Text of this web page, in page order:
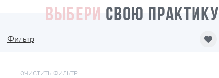
ВЫБЕРИ СВОЮ ПРАКТИКУ
Фильтр
ОЧИСТИТЬ ФИЛЬТР